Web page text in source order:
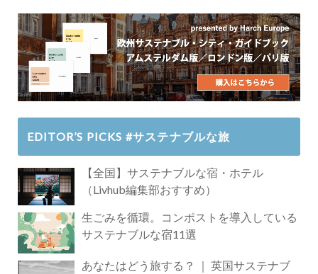
EDITOR’S PICKS #サステナブルな旅
【全国】サステナブルな宿・ホテル
（Livhub編集部おすすめ）
生ごみを循環。コンポストを導入している
サステナブルな宿11選
あなたはどう旅する？ ｜ 英国サステナブ